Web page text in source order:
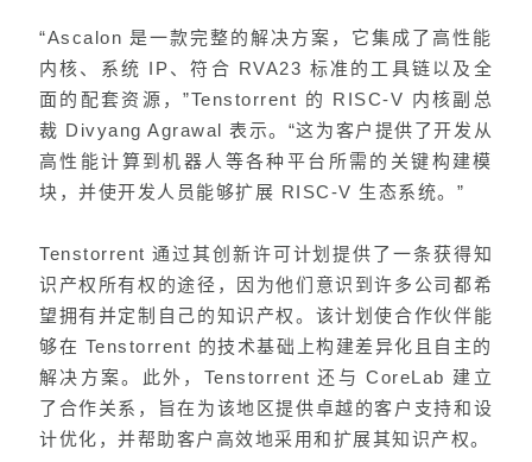
“Ascalon 是一款完整的解决方案，它集成了高性能
内核、系统 IP、符合 RVA23 标准的工具链以及全
面的配套资源，”Tenstorrent 的 RISC-V 内核副总
裁 Divyang Agrawal 表示。“这为客户提供了开发从
高性能计算到机器人等各种平台所需的关键构建模
块，并使开发人员能够扩展 RISC-V 生态系统。”
Tenstorrent 通过其创新许可计划提供了一条获得知
识产权所有权的途径，因为他们意识到许多公司都希
望拥有并定制自己的知识产权。该计划使合作伙伴能
够在 Tenstorrent 的技术基础上构建差异化且自主的
解决方案。此外，Tenstorrent 还与 CoreLab 建立
了合作关系，旨在为该地区提供卓越的客户支持和设
计优化，并帮助客户高效地采用和扩展其知识产权。